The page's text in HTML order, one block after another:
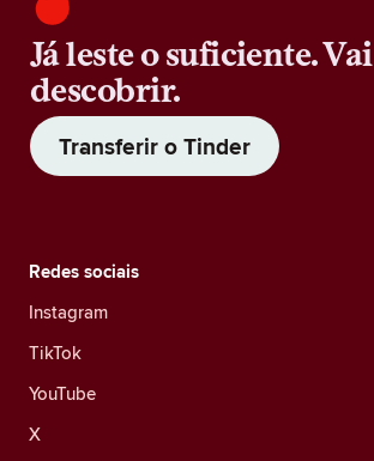
Já leste o suficiente. Vai
descobrir.
Transferir o Tinder
Redes sociais
Instagram
TikTok
YouTube
X